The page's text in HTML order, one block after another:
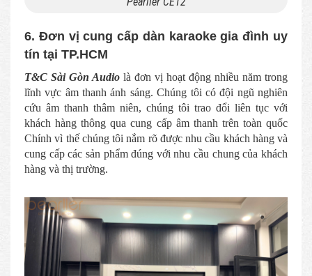
6. Đơn vị cung cấp dàn karaoke gia đình uy
tín tại TP.HCM
T&C Sài Gòn Audio là đơn vị hoạt động nhiều năm trong
lĩnh vực âm thanh ánh sáng. Chúng tôi có đội ngũ nghiên
cứu âm thanh thâm niên, chúng tôi trao đổi liên tục với
khách hàng thông qua cung cấp âm thanh trên toàn quốc
Chính vì thế chúng tôi nắm rõ được nhu cầu khách hàng và
cung cấp các sản phẩm đúng với nhu cầu chung của khách
hàng và thị trường.